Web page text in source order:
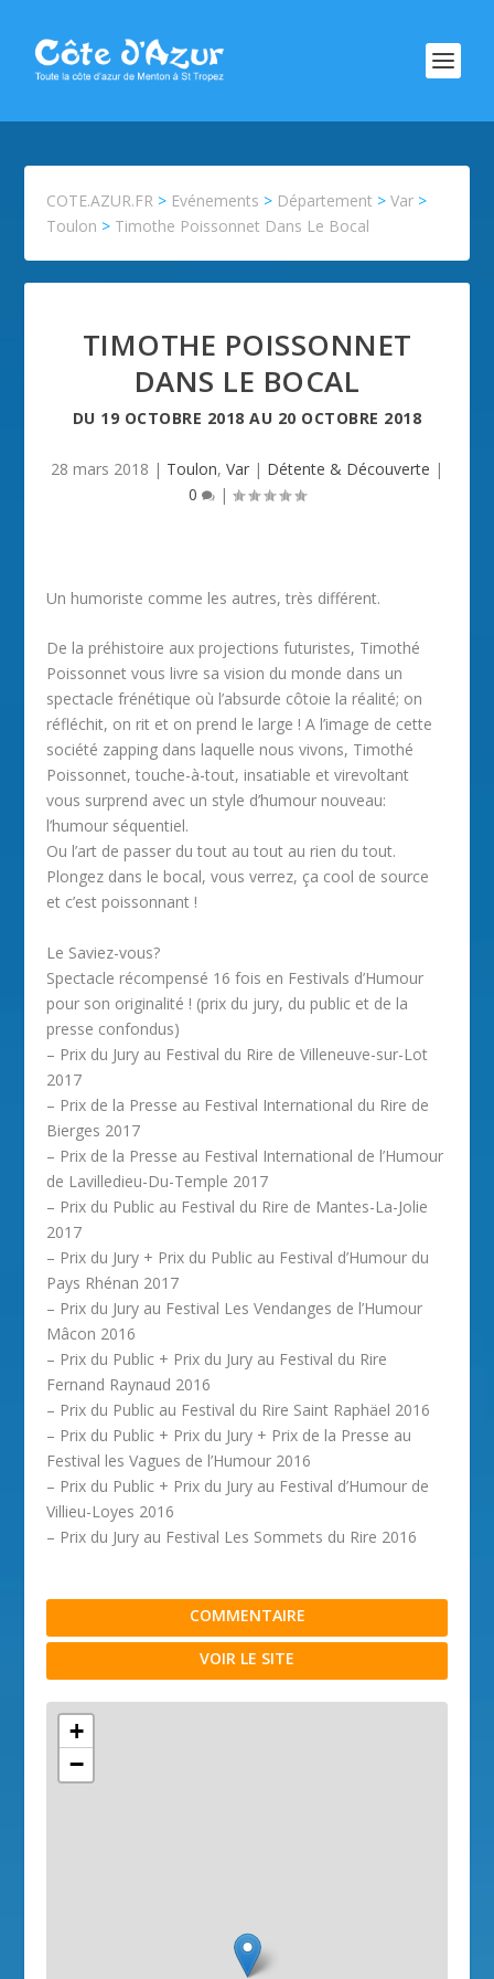
COTE.AZUR.FR > Evénements > Département >Var >
Toulon > Timothe Poissonnet Dans Le Bocal
TIMOTHE POISSONNET
DANS LE BOCAL
DU 19 OCTOBRE 2018 AU 20 OCTOBRE 2018
28 mars 2018 | Toulon, Var | Détente & Découverte |
0
|
Un humoriste comme les autres, très différent.
De la préhistoire aux projections futuristes, Timothé
Poissonnet vous livre sa vision du monde dans un
spectacle frénétique où l’absurde côtoie la réalité; on
réfléchit, on rit et on prend le large ! A l’image de cette
société zapping dans laquelle nous vivons, Timothé
Poissonnet, touche-à-tout, insatiable et virevoltant
vous surprend avec un style d’humour nouveau:
l’humour séquentiel.
Ou l’art de passer du tout au tout au rien du tout.
Plongez dans le bocal, vous verrez, ça cool de source
et c’est poissonnant !
Le Saviez-vous?
Spectacle récompensé 16 fois en Festivals d’Humour
pour son originalité ! (prix du jury, du public et de la
presse confondus)
– Prix du Jury au Festival du Rire de Villeneuve-sur-Lot
2017
– Prix de la Presse au Festival International du Rire de
Bierges 2017
– Prix de la Presse au Festival International de l’Humour
de Lavilledieu-Du-Temple 2017
– Prix du Public au Festival du Rire de Mantes-La-Jolie
2017
– Prix du Jury + Prix du Public au Festival d’Humour du
Pays Rhénan 2017
– Prix du Jury au Festival Les Vendanges de l’Humour
Mâcon 2016
– Prix du Public + Prix du Jury au Festival du Rire
Fernand Raynaud 2016
– Prix du Public au Festival du Rire Saint Raphäel 2016
– Prix du Public + Prix du Jury + Prix de la Presse au
Festival les Vagues de l’Humour 2016
– Prix du Public + Prix du Jury au Festival d’Humour de
Villieu-Loyes 2016
– Prix du Jury au Festival Les Sommets du Rire 2016
COMMENTAIRE
VOIR LE SITE
+
−